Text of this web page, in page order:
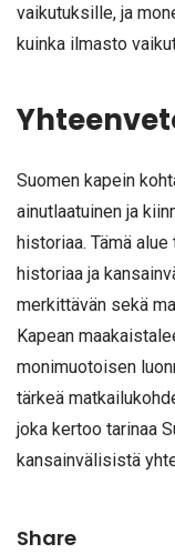
vaikutuksille, ja
kuinka ilmasto
Suomen kapein
ainutlaatuinen ja
historiaa. Tämä
historiaa ja
merkittävän sekä
Kapean
monimuotoisen
tärkeä
joka kertoo tarinaa
kansainvälisistä
Share